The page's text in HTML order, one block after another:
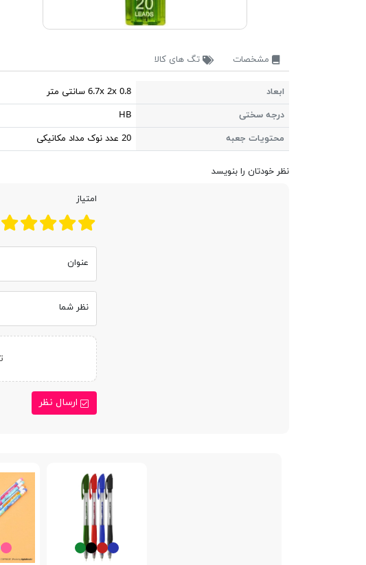
مشخصات تگ های کالا
ابعاد
6.7x 2x 0.8 سانتی متر
درجه سختی
HB
محتویات جعبه
20 عدد نوک مداد مکانیکی
نظر خودتان را بنویسد
امتیاز
عنوان
نظر شما
ارسال نظر